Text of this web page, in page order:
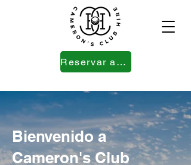
Reservar ahora
Bienvenido a
Cameron's Club